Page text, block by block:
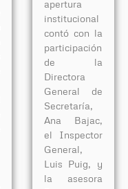
apertura
institucional
contó con la
participación
de la
Directora
General de
Secretaría,
Ana Bajac,
el Inspector
General,
Luis Puig, y
la asesora